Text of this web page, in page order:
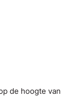
de hoogte van